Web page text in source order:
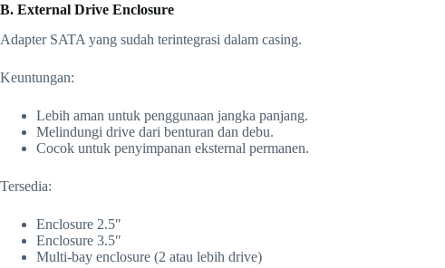
B. External Drive Enclosure
Adapter SATA yang sudah terintegrasi dalam casing.
Keuntungan:
Lebih aman untuk penggunaan jangka panjang.
Melindungi drive dari benturan dan debu.
Cocok untuk penyimpanan eksternal permanen.
Tersedia:
Enclosure 2.5″
Enclosure 3.5″
Multi-bay enclosure (2 atau lebih drive)